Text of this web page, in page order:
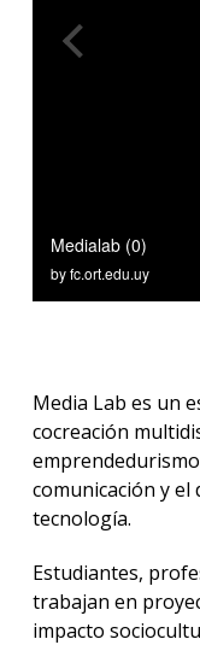
Media Lab es un
cocreación
comunicación y el
tecnología.
Estudiantes,
trabajan en
impacto